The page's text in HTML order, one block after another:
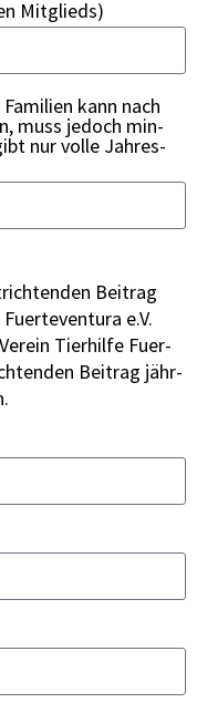
Mit­glieds)
kann nach
muss jedoch min­
nur vol­le Jah­res­
Bei­trag
e.V.
Tier­hil­fe Fuer­
Bei­trag jähr­